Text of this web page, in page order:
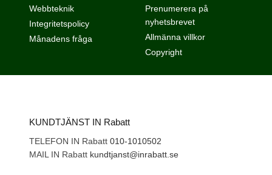
Webbteknik
Integritetspolicy
Månadens fråga
Prenumerera på
nyhetsbrevet
Allmänna villkor
Copyright
KUNDTJÄNST IN Rabatt
TELEFON IN Rabatt 010-1010502
MAIL IN Rabatt kundtjanst@inrabatt.se